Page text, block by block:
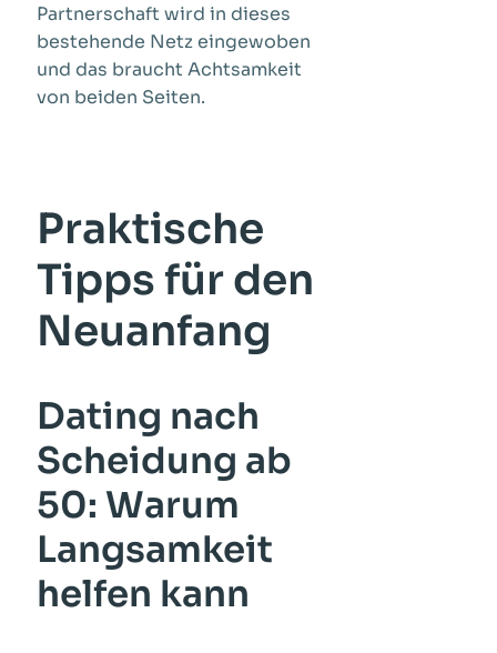
Partnerschaft wird in dieses
bestehende Netz eingewoben
und das braucht Achtsamkeit
von beiden Seiten.
Praktische
Tipps für den
Neuanfang
Dating nach
Scheidung ab
50: Warum
Langsamkeit
helfen kann